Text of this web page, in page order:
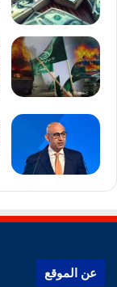
عن الموقع